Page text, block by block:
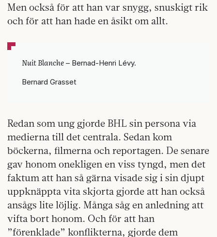
Men också för att han var snygg, snuskigt rik
och för att han hade en åsikt om allt.
Nuit Blanche – Bernad-Henri Lévy.
Bernard Grasset
Redan som ung gjorde BHL sin persona via
medierna till det centrala. Sedan kom
böckerna, filmerna och reportagen. De senare
gav honom onekligen en viss tyngd, men det
faktum att han så gärna visade sig i sin djupt
uppknäppta vita skjorta gjorde att han också
ansågs lite löjlig. Många såg en anledning att
vifta bort honom. Och för att han
”förenklade” konflikterna, gjorde dem